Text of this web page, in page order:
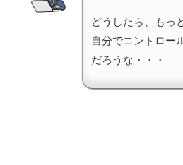
どうしたら、もっ
自分でコントロー
だろうな・・・